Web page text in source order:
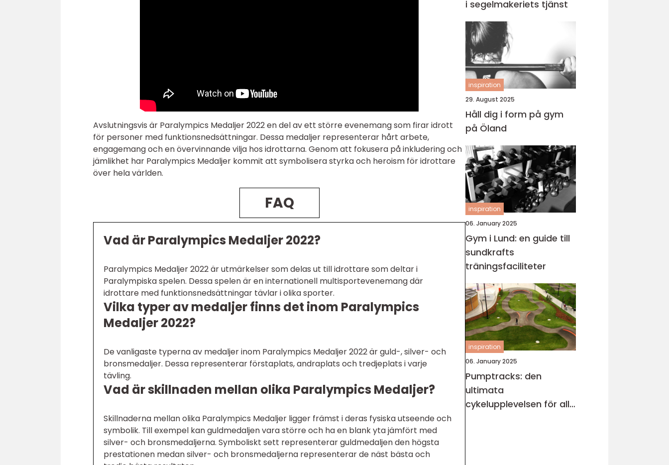
Avslutningsvis är Paralympics Medaljer 2022 en del av ett större evenemang som firar idrott
för personer med funktionsnedsättningar. Dessa medaljer representerar hårt arbete,
engagemang och en övervinnande vilja hos idrottarna. Genom att fokusera på inkludering och
jämlikhet har Paralympics Medaljer kommit att symbolisera styrka och heroism för idrottare
över hela världen.
FAQ
Vad är Paralympics Medaljer 2022?
Paralympics Medaljer 2022 är utmärkelser som delas ut till idrottare som deltar i
Paralympiska spelen. Dessa spelen är en internationell multisportevenemang där
idrottare med funktionsnedsättningar tävlar i olika sporter.
Vilka typer av medaljer finns det inom Paralympics
Medaljer 2022?
De vanligaste typerna av medaljer inom Paralympics Medaljer 2022 är guld-, silver- och
bronsmedaljer. Dessa representerar förstaplats, andraplats och tredjeplats i varje
tävling.
Vad är skillnaden mellan olika Paralympics Medaljer?
Skillnaderna mellan olika Paralympics Medaljer ligger främst i deras fysiska utseende och
symbolik. Till exempel kan guldmedaljen vara större och ha en blank yta jämfört med
silver- och bronsmedaljerna. Symboliskt sett representerar guldmedaljen den högsta
prestationen medan silver- och bronsmedaljerna representerar de näst bästa och
i segelmakeriets tjänst
inspiration
29. August 2025
Håll dig i form på gym
på Öland
inspiration
06. January 2025
Gym i Lund: en guide till
sundkrafts
träningsfaciliteter
inspiration
06. January 2025
Pumptracks: den
ultimata
cykelupplevelsen för alla